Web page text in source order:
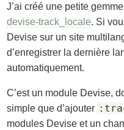
J’ai créé une petite
devise-track_locale. Si
Devise sur un site
d’enregistrer la dernière
automatiquement.
C’est un module Devise,
simple que d’ajouter
modules Devise et un